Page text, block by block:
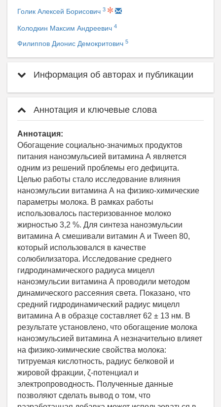
Голик Алексей Борисович 3
Колодкин Максим Андреевич 4
Филиппов Дионис Демокритович 5
Информация об авторах и публикации
Аннотация и ключевые слова
Аннотация:
Обогащение социально-значимых продуктов
питания наноэмульсией витамина А является
одним из решений проблемы его дефицита.
Целью работы стало исследование влияния
наноэмульсии витамина А на физико-химические
параметры молока. В рамках работы
использовалось пастеризованное молоко
жирностью 3,2 %. Для синтеза наноэмульсии
витамина А смешивали витамин А и Tween 80,
который использовался в качестве
солюбилизатора. Исследование среднего
гидродинамического радиуса мицелл
наноэмульсии витамина А проводили методом
динамического рассеяния света. Показано, что
средний гидродинамический радиус мицелл
витамина A в образце составляет 62 ± 13 нм. В
результате установлено, что обогащение молока
наноэмульсией витамина А незначительно влияет
на физико-химические свойства молока:
титруемая кислотность, радиус белковой и
жировой фракции, ζ-потенциал и
электропроводность. Полученные данные
позволяют сделать вывод о том, что